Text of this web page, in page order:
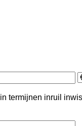
in termijnen inruil